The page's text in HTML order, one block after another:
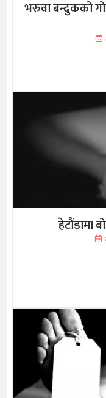
भरुवा बन्दुकको
हेटौंडामा